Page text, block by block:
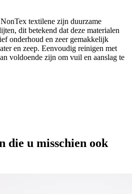
textilene zijn duurzame
dit betekend dat deze materialen
onderhoud en zeer gemakkelijk
en zeep. Eenvoudig reinigen met
voldoende zijn om vuil en aanslag te
die u misschien ook